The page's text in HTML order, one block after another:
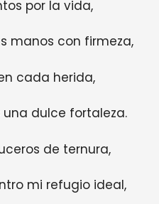
por la vida,
manos con firmeza,
cada herida,
dulce fortaleza.
de ternura,
mi refugio ideal,